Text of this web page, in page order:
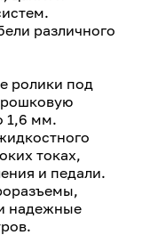
различного
ролики под
1,6 мм.
токах,
и педали.
надежные